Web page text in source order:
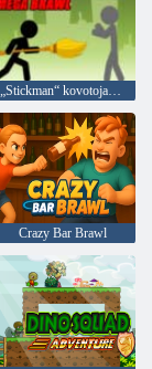
Crazy Bar Brawl